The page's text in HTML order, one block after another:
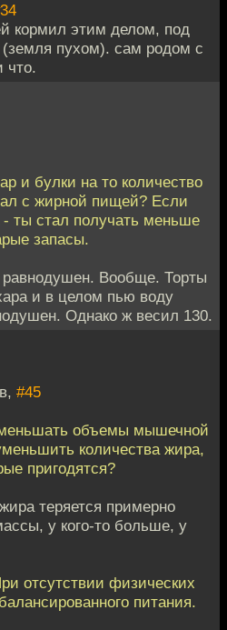
кормил этим делом, под
пухом). сам родом с
что.
и булки на то количество
с жирной пищей? Если
- ты стал получать меньше
запасы.
Вообще. Торты
и в целом пью воду
Однако ж весил 130.
#45
объемы мышечной
количества жира,
пригодятся?
теряется примерно
у кого-то больше, у
отсутствии физических
питания.